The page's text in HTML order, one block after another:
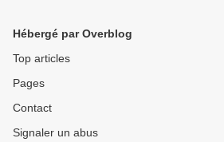
Hébergé par Overblog
Top articles
Pages
Contact
Signaler un abus